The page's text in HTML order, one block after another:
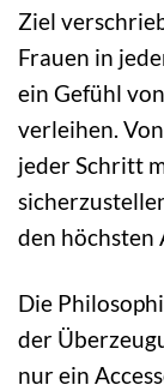
Ziel
Frauen in
ein Gefühl
verleihen.
jeder Schritt
den höchsten
Die
der
nur ein